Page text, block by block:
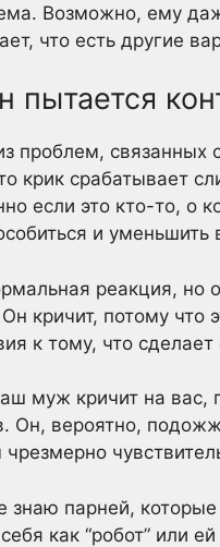
Возможно, ему
что есть другие
пытается
проблем, связанных
крик срабатывает
если это кто-то, о
и уменьшить
реакция, но
Он кричит, потому что
к тому, что
муж кричит на вас,
Он, вероятно,
чрезмерно
знаю парней,
как “робот” или